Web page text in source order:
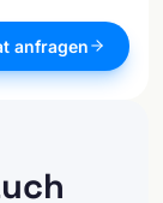
anfragen